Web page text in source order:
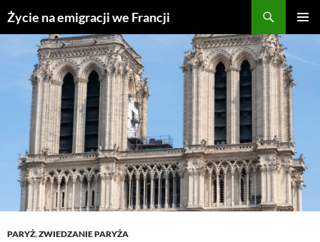
Przejdź
doŻycie na emigracji we Francji
PARYŻ,ZWIEDZANIE PARYŻA